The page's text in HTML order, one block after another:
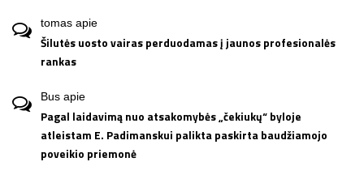
tomas apie
Šilutės uosto vairas perduodamas į jaunos profesionalės
rankas
Bus apie
Pagal laidavimą nuo atsakomybės „čekiukų“ byloje
atleistam E. Padimanskui palikta paskirta baudžiamojo
poveikio priemonė